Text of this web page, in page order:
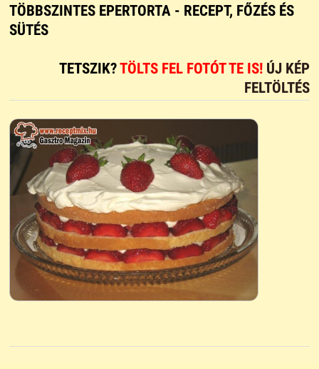
TÖBBSZINTES EPERTORTA - RECEPT, FŐZÉS ÉS
SÜTÉS
TETSZIK?TÖLTS FEL FOTÓT TE IS! ÚJ KÉP
FELTÖLTÉS